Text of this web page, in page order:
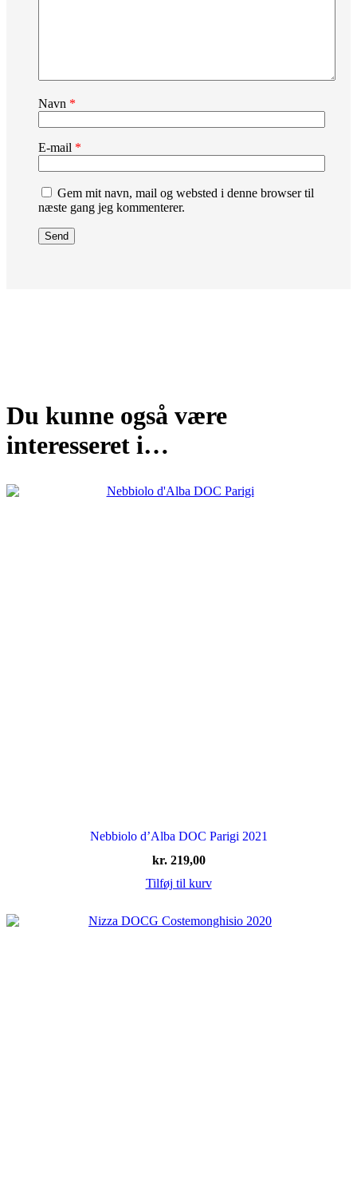
Navn *
E-mail *
Gem mit navn, mail og websted i denne browser til
næste gang jeg kommenterer.
Du kunne også være
interesseret i…
Nebbiolo d’Alba DOC Parigi 2021
kr.219,00
Tilføj til kurv